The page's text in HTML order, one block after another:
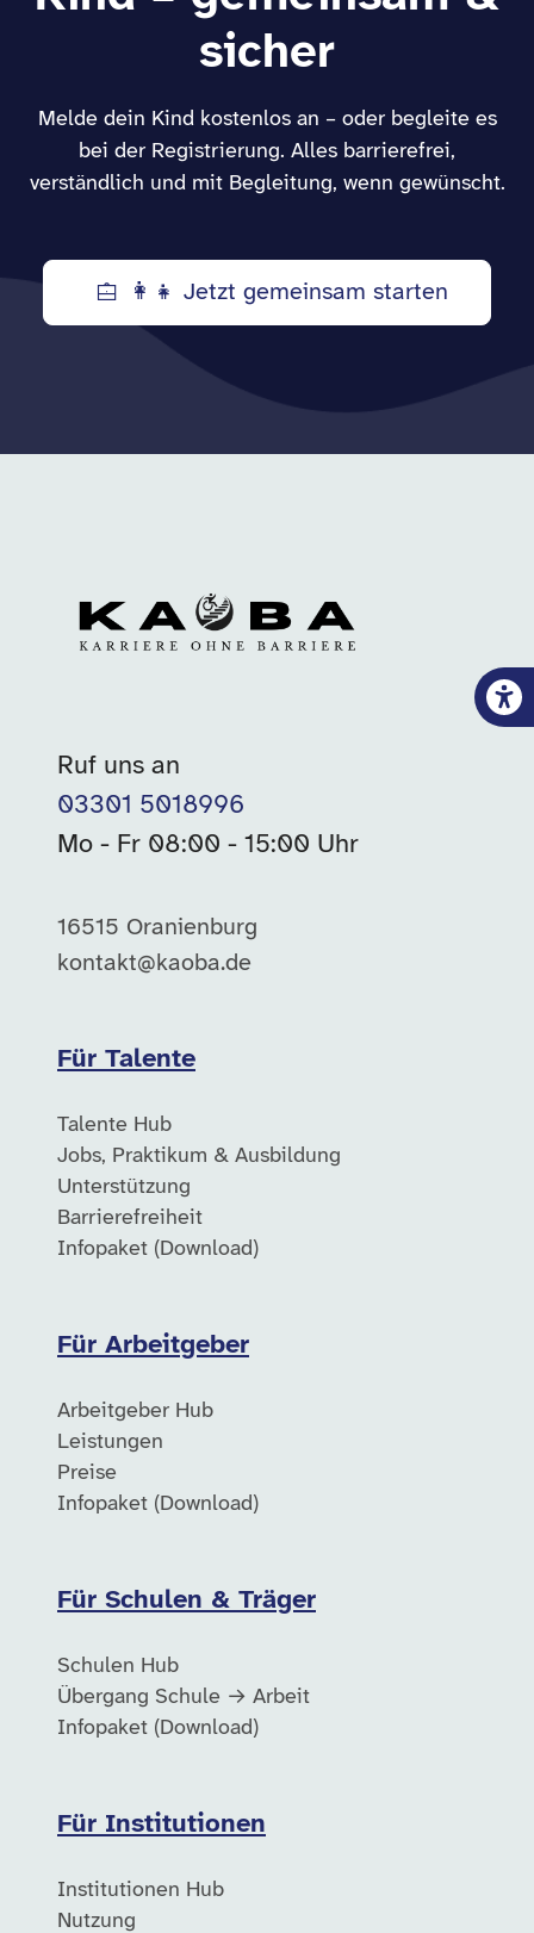
sicher
Melde dein Kind kostenlos an – oder begleite es
bei der Registrierung. Alles barrierefrei,
verständlich und mit Begleitung, wenn gewünscht.
👩‍👧 Jetzt gemeinsam starten
Ruf uns an
03301 5018996
Mo - Fr 08:00 - 15:00 Uhr
16515 Oranienburg
kontakt@kaoba.de
Für Talente
Talente Hub
Jobs, Praktikum & Ausbildung
Unterstützung
Barrierefreiheit
Infopaket (Download)
Für Arbeitgeber
Arbeitgeber Hub
Leistungen
Preise
Infopaket (Download)
Für Schulen & Träger
Schulen Hub
Übergang Schule → Arbeit
Infopaket (Download)
Für Institutionen
Institutionen Hub
Nutzung